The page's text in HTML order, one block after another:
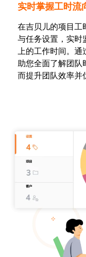
实时掌握工时流
在吉贝儿的项目工
与任务设置，实时
上的工作时间。通
助您全面了解团队
而提升团队效率并